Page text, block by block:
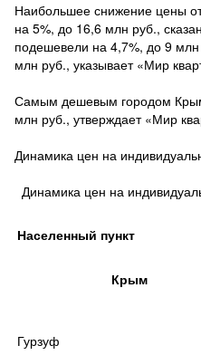
Наибольшее снижение цены
на 5%, до 16,6 млн руб.,
подешевели на 4,7%, до 9
млн руб., указывает «Мир
Самым дешевым городом
млн руб., утверждает «Мир
Динамика цен на
Динамика цен на
Населенный
Крым
Гурзуф